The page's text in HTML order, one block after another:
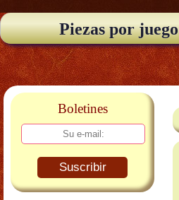
Piezas por juego
Boletines
Suscribir